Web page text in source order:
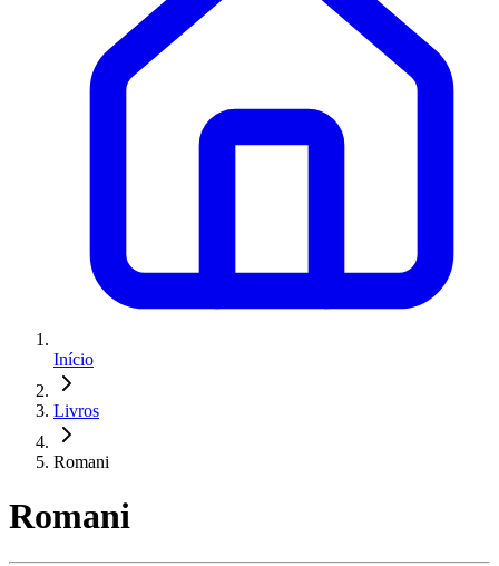
Início
Livros
Romani
Romani